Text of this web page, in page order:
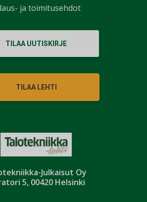
Julkaisut Oy
5, 00420 Helsinki
TILAA UUTISKIRJE
TILAA LEHTI
ja toimitusehdot